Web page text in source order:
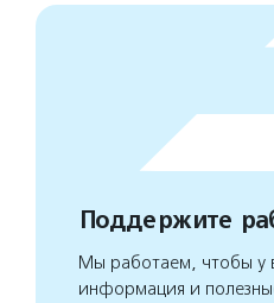
Поддержите
Мы работаем, чтобы у
информация и